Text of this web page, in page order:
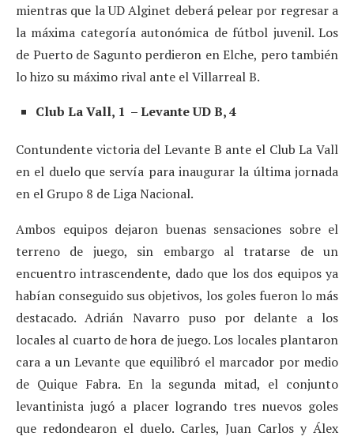
mientras que la UD Alginet deberá pelear por regresar a
la máxima categoría autonómica de fútbol juvenil. Los
de Puerto de Sagunto perdieron en Elche, pero también
lo hizo su máximo rival ante el Villarreal B.
Club La Vall, 1 – Levante UD B, 4
Contundente victoria del Levante B ante el Club La Vall
en el duelo que servía para inaugurar la última jornada
en el Grupo 8 de Liga Nacional.
Ambos equipos dejaron buenas sensaciones sobre el
terreno de juego, sin embargo al tratarse de un
encuentro intrascendente, dado que los dos equipos ya
habían conseguido sus objetivos, los goles fueron lo más
destacado. Adrián Navarro puso por delante a los
locales al cuarto de hora de juego. Los locales plantaron
cara a un Levante que equilibró el marcador por medio
de Quique Fabra. En la segunda mitad, el conjunto
levantinista jugó a placer logrando tres nuevos goles
que redondearon el duelo. Carles, Juan Carlos y Álex